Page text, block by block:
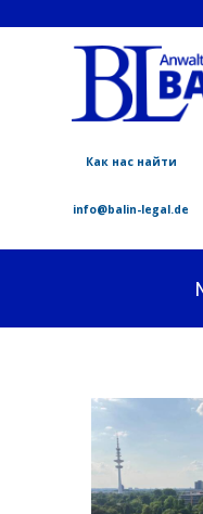
Как нас найти
info@balin-legal.de